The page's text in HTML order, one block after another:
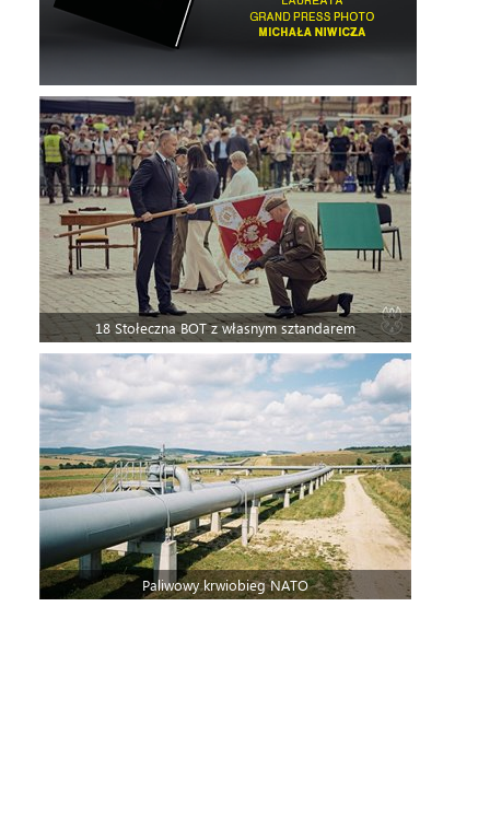
18 Stołeczna BOT z własnym sztandarem
Paliwowy krwiobieg NATO